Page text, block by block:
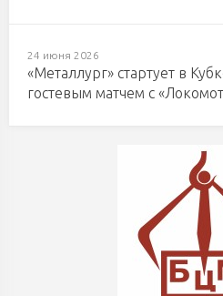
24 июня 2026
«Металлург» стартует в
гостевым матчем с